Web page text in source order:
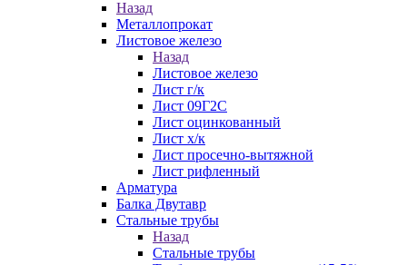
Назад
Металлопрокат
Листовое железо
Назад
Листовое железо
Лист г/к
Лист 09Г2С
Лист оцинкованный
Лист х/к
Лист просечно-вытяжной
Лист рифленный
Арматура
Балка Двутавр
Стальные трубы
Назад
Стальные трубы